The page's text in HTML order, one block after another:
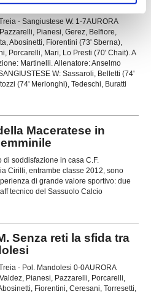
la Sangiustese
- Sangiustese W. 1-7AURORA
Pianesi, Gerez, Belfiore,
Abosinetti, Fiorentini (73' Sberna),
Porcarelli, Mari, Lo Presti (70' Chait). A
Martinelli. Allenatore: Anselmo
W: Sassaroli, Belletti (74'
(74' Merlonghi), Tedeschi, Buratti
Maceratese in
di soddisfazione in casa C.F.
Cirilli, entrambe classe 2012, sono
di grande valore sportivo: due
tecnico del Sassuolo Calcio
Senza reti la sfida tra
- Pol. Mandolesi 0-0AURORA
Pianesi, Pazzarelli, Porcarelli,
Fiorentini, Ceresani, Torresetti,